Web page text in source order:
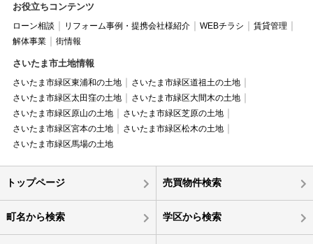
お役立ちコンテンツ
ローン相談 リフォーム事例・提携会社様紹介 WEBチラシ
賃貸管理
解体事業
街情報
さいたま市土地情報
さいたま市緑区東浦和の土地
さいたま市緑区道祖土の土地
さいたま市緑区太田窪の土地
さいたま市緑区大間木の土地
さいたま市緑区原山の土地
さいたま市緑区芝原の土地
さいたま市緑区宮本の土地
さいたま市緑区松木の土地
さいたま市緑区馬場の土地
トップページ 売買物件検索
町名から検索 学区から検索